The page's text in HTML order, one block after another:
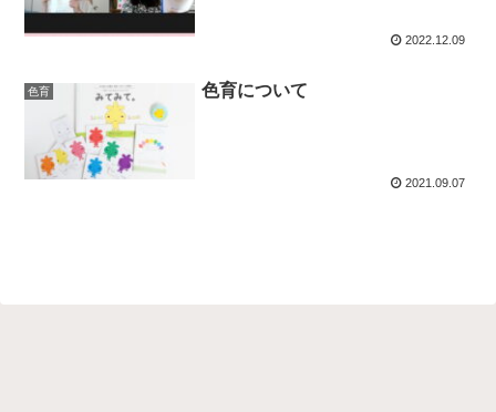
2022.12.09
色育 色育について
2021.09.07